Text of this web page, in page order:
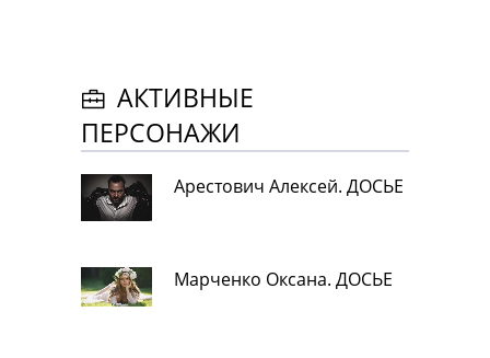
АКТИВНЫЕ
ПЕРСОНАЖИ
Арестович Алексей. ДОСЬЕ
Марченко Оксана. ДОСЬЕ